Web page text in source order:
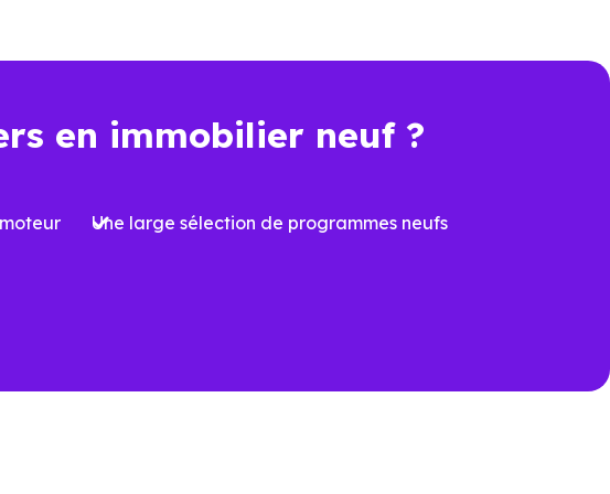
cette dimension devient un élément
en immobilier neuf ?
Une large sélection de programmes neufs